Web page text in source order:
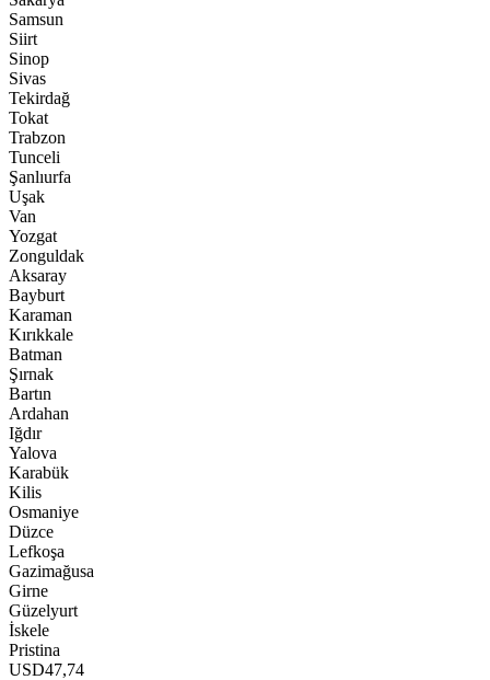
Samsun
Siirt
Sinop
Sivas
Tekirdağ
Tokat
Trabzon
Tunceli
Şanlıurfa
Uşak
Van
Yozgat
Zonguldak
Aksaray
Bayburt
Karaman
Kırıkkale
Batman
Şırnak
Bartın
Ardahan
Iğdır
Yalova
Karabük
Kilis
Osmaniye
Düzce
Lefkoşa
Gazimağusa
Girne
Güzelyurt
İskele
Pristina
USD47,74